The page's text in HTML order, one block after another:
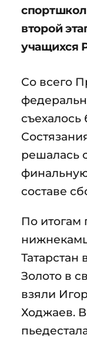
второй
учащихся
Со всего
решалась
составе
По итогам
Золото в
взяли
Ходжаев.